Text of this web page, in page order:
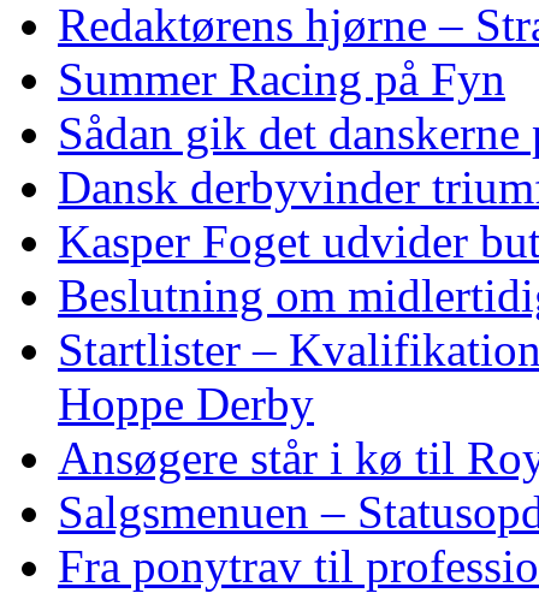
Redaktørens hjørne –
Summer Racing på Fyn
Sådan gik det
Dansk derbyvinder
Kasper Foget udvider
Beslutning om
Startlister –
Hoppe Derby
Ansøgere står i kø til
Salgsmenuen –
Fra ponytrav til